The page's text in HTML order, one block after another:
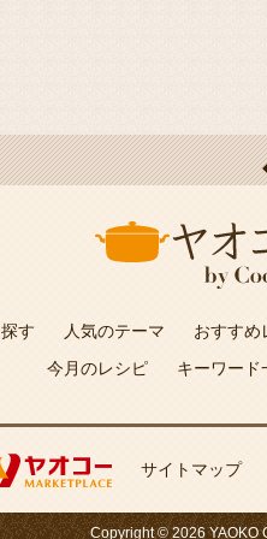
す 人気のテーマ おすすめ
今月のレシピ
キーワード
サイトマップ
Copyright © 2026 YAOKO